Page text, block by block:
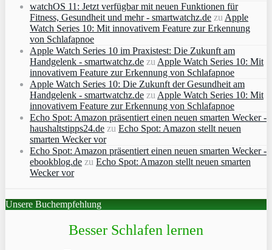
watchOS 11: Jetzt verfügbar mit neuen Funktionen für
Fitness, Gesundheit und mehr - smartwatchz.de zu Apple
Watch Series 10: Mit innovativem Feature zur Erkennung
von Schlafapnoe
Apple Watch Series 10 im Praxistest: Die Zukunft am
Handgelenk - smartwatchz.de zu Apple Watch Series 10: Mit
innovativem Feature zur Erkennung von Schlafapnoe
Apple Watch Series 10: Die Zukunft der Gesundheit am
Handgelenk - smartwatchz.de zu Apple Watch Series 10: Mit
innovativem Feature zur Erkennung von Schlafapnoe
Echo Spot: Amazon präsentiert einen neuen smarten Wecker -
haushaltstipps24.de zu Echo Spot: Amazon stellt neuen
smarten Wecker vor
Echo Spot: Amazon präsentiert einen neuen smarten Wecker -
ebookblog.de zu Echo Spot: Amazon stellt neuen smarten
Wecker vor
Unsere Buchempfehlung
Besser Schlafen lernen